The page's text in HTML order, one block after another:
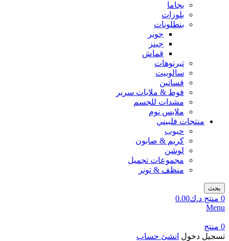
بجاما
بلوزات
بنطلونات
جوبر
جينز
قماش
تيرنوهات
سالوبيت
فساتين
فوط & ملايات سرير
مشدات للجسم
ملابس نوم
منتجات فلبيني
حبوب
كريم & صابون
لوشن
مجموعات تجميل
منظف & تونر
بحث
0 منتج د.ك0.00
Menu
0 منتج
تسجيل دخول انشئ حساب